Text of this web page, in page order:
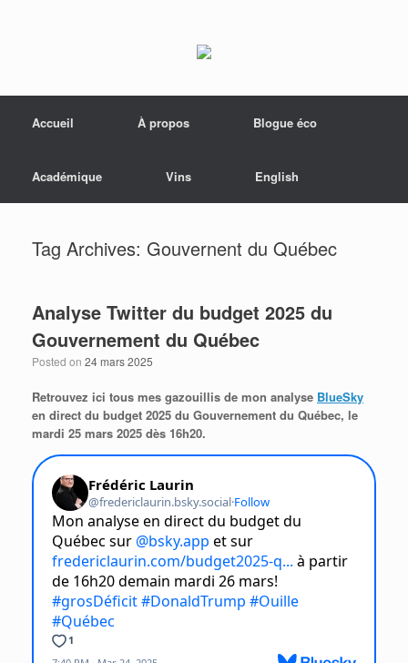
Accueil
À propos Blogue éco
Académique Vins English
Tag Archives: Gouvernent du Québec
Analyse Twitter du budget 2025 du
Gouvernement du Québec
Posted on 24 mars 2025
Retrouvez ici tous mes gazouillis de mon analyse BlueSky
en direct du budget 2025 du Gouvernement du Québec, le
mardi 25 mars 2025 dès 16h20.